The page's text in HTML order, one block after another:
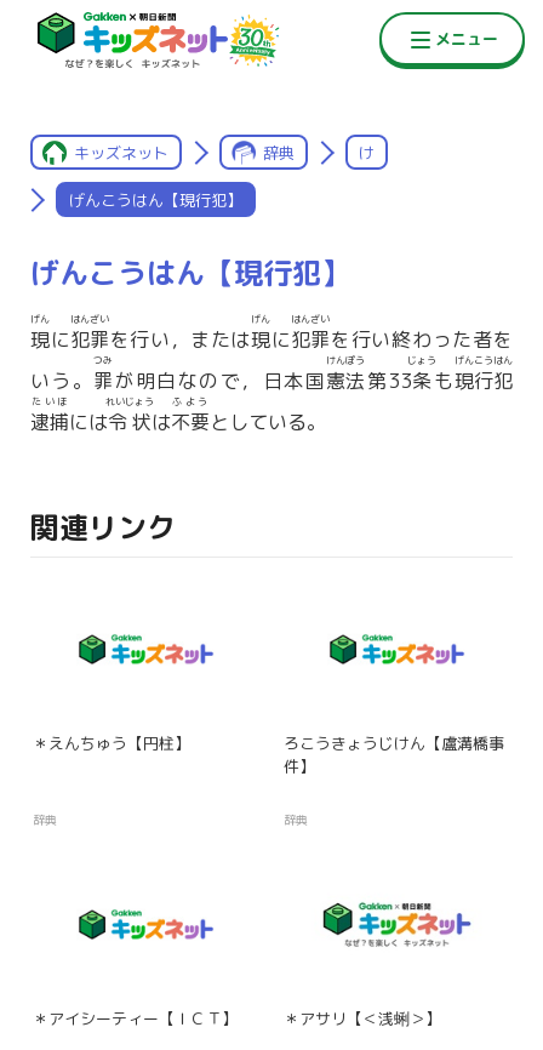
キッズネット 辞典 け
げんこうはん【現行犯】
げんこうはん【現行犯】
現
げん
に犯罪
はんざい
を行い，または現
げん
に犯罪
はんざい
を行い終わった者を
いう。 罪
つみ
が明白なので，日本国憲法
けんぽう
第33条
じょう
も現行犯
げんこうはん
逮捕
たいほ
には令状
れいじょう
は不要
ふよう
としている。
関連リンク
＊えんちゅう【円柱】
辞典
ろこうきょうじけん【盧溝橋事
件】
辞典
＊アイシーティー【ＩＣＴ】 ＊アサリ【＜浅蜊＞】